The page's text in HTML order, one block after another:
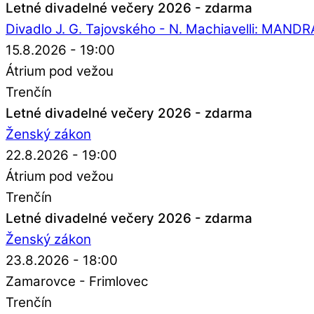
Letné divadelné večery 2026 - zdarma
Divadlo J. G. Tajovského - N. Machiavelli:
15.8.2026 - 19:00
Átrium pod vežou
Trenčín
Letné divadelné večery 2026 - zdarma
Ženský zákon
22.8.2026 - 19:00
Átrium pod vežou
Trenčín
Letné divadelné večery 2026 - zdarma
Ženský zákon
23.8.2026 - 18:00
Zamarovce - Frimlovec
Trenčín